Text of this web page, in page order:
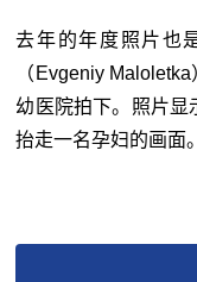
去年的年度照片也
（Evgeniy
幼医院拍下。照片显
抬走一名孕妇的画面。